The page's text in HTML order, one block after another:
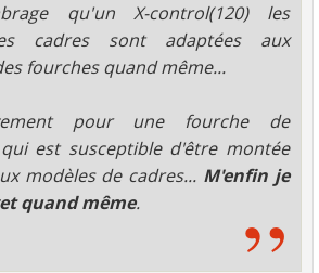
qu'un X-control(120) les
cadres sont adaptées aux
fourches quand même...
pour une fourche de
est susceptible d'être montée
modèles de cadres... M'enfin je
quand même.